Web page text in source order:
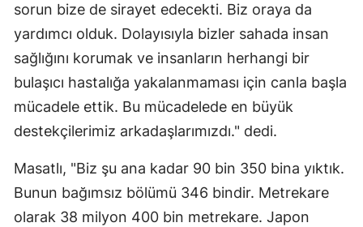
sorun bize de sirayet edecekti. Biz oraya da
yardımcı olduk. Dolayısıyla bizler sahada insan
sağlığını korumak ve insanların herhangi bir
bulaşıcı hastalığa yakalanmaması için canla başla
mücadele ettik. Bu mücadelede en büyük
destekçilerimiz arkadaşlarımızdı." dedi.
Masatlı, "Biz şu ana kadar 90 bin 350 bina yıktık.
Bunun bağımsız bölümü 346 bindir. Metrekare
olarak 38 milyon 400 bin metrekare. Japon